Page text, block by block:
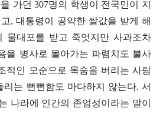
을 가던307명의 학생이 전국민이 지
,대통령이 공약한 쌀값을 받게 해
물대포를 받고 죽엇지만 사과조차
을 병사로 몰아가는 파렴치도 불사
적인 모순으로 목숨을 버리는 사람
리는 뻔뻔함도 마다하지 않는다. 서
나라에 인간의 존엄성이라는 말이